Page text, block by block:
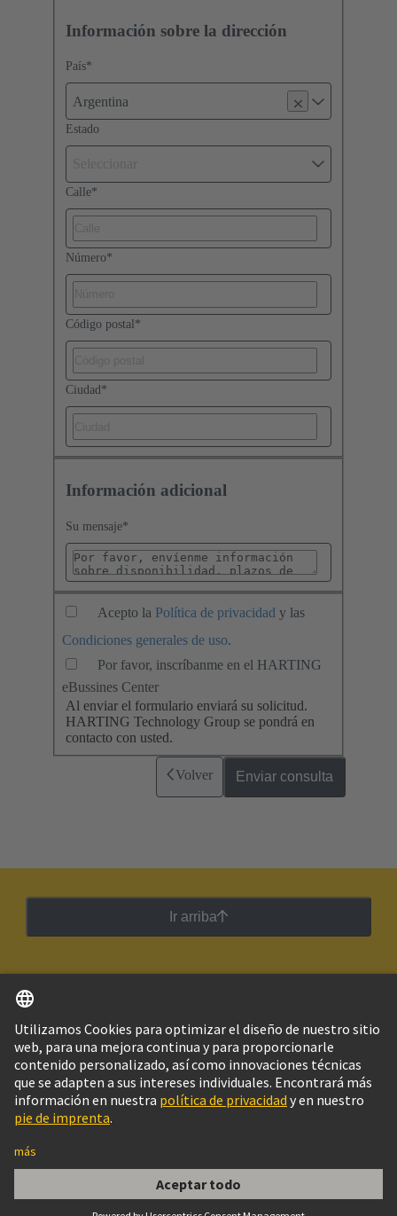
Información sobre la dirección
País*
Argentina
Estado
Calle*
Número*
Código postal *
Ciudad *
Información adicional
Su mensaje*
Acepto la Política de privacidad y las
Condiciones generales de uso.
Por favor, inscríbanme en el HARTING
eBussines Center
Al enviar el formulario enviará su solicitud.
HARTING Technology Group se pondrá en
contacto con usted.
Volver Enviar consulta
Ir arriba
Argentina Español
© Grupo Tecnológico HARTING
Configuración de cookies